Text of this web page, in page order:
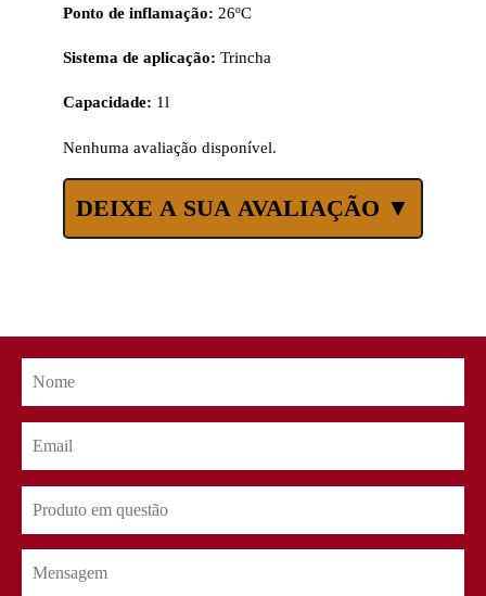
Ponto de inflamação: 26ºC
Sistema de aplicação: Trincha
Capacidade: 1l
Nenhuma avaliação disponível.
DEIXE A SUA AVALIAÇÃO ▼